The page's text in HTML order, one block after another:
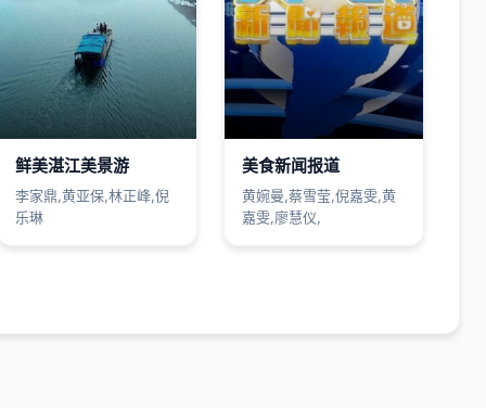
鲜美湛江美景游
李家鼎,黄亚保,林正峰,倪
乐琳
美食新闻报道
黄婉曼,蔡雪莹,倪嘉雯,黄
嘉雯,廖慧仪,